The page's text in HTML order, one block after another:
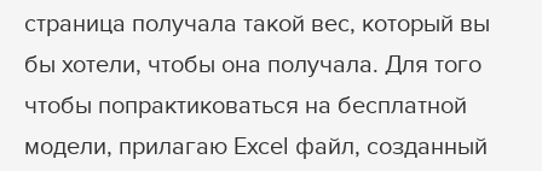
страница получала такой вес, который вы
бы хотели, чтобы она получала. Для того
чтобы попрактиковаться на бесплатной
модели, прилагаю Excel файл, созданный